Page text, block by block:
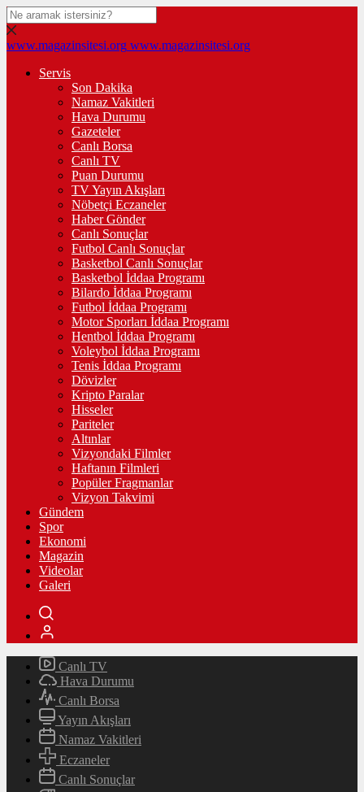
www.magazinsitesi.org www.magazinsitesi.org
Servis
Son Dakika
Namaz Vakitleri
Hava Durumu
Gazeteler
Canlı Borsa
Canlı TV
Puan Durumu
TV Yayın Akışları
Nöbetçi Eczaneler
Haber Gönder
Canlı Sonuçlar
Futbol Canlı Sonuçlar
Basketbol Canlı Sonuçlar
Basketbol İddaa Programı
Bilardo İddaa Programı
Futbol İddaa Programı
Motor Sporları İddaa Programı
Hentbol İddaa Programı
Voleybol İddaa Programı
Tenis İddaa Programı
Dövizler
Kripto Paralar
Hisseler
Pariteler
Altınlar
Vizyondaki Filmler
Haftanın Filmleri
Popüler Fragmanlar
Vizyon Takvimi
Gündem
Spor
Ekonomi
Magazin
Videolar
Galeri
Canlı TV
Hava Durumu
Canlı Borsa
Yayın Akışları
Namaz Vakitleri
Eczaneler
Canlı Sonuçlar